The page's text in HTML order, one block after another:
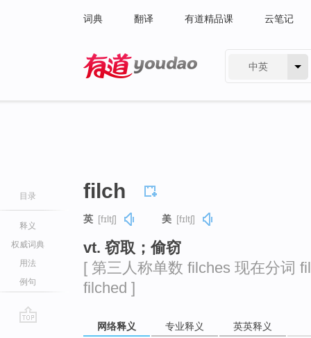
词典 翻译 有道精品课 云笔记
中英
目录
释义
权威词典
用法
例句
filch
英 [fɪltʃ] 美 [fɪltʃ]
vt. 窃取；偷窃
[ 第三人称单数 filches 现在分词
filched ]
网络释义 专业释义 英英释义